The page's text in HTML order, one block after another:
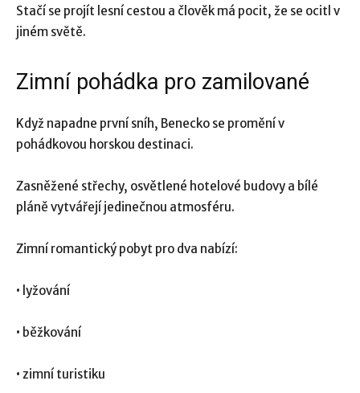
Stačí se projít lesní cestou a člověk má pocit, že se ocitl v
jiném světě.
Zimní pohádka pro zamilované
Když napadne první sníh, Benecko se promění v
pohádkovou horskou destinaci.
Zasněžené střechy, osvětlené hotelové budovy a bílé
pláně vytvářejí jedinečnou atmosféru.
Zimní romantický pobyt pro dva nabízí:
• lyžování
• běžkování
• zimní turistiku